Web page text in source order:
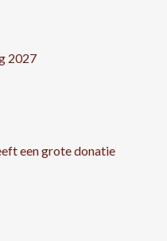
2027
een grote donatie